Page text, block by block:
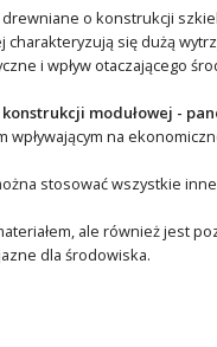
o konstrukcji
się dużą
i wpływ otaczającego
modułowej -
na
stosować wszystkie
ale również jest
dla środowiska.